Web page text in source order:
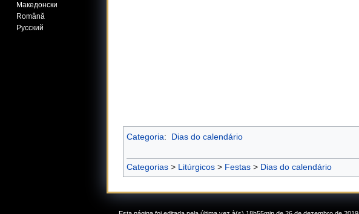
Categoria: Dias do calendário
Categorias > Litúrgicos > Festas > Dias do calendário
Македонски
Română
Русский